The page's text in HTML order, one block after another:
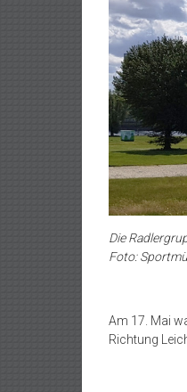
Die
Foto:
Am 17. Mai
Richtung